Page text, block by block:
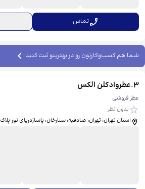
تماس
شما هم کسب‌وکارتون رو در بهترینو ثبت کنید
3
.عطروادکلن الکس
عطر فروشی
بدون نظر
استان تهران، تهران، صادقیه، ستارخان، ​پاساژدریای نور پلاک908واحد17